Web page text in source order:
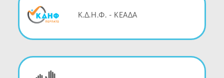
Κ.Δ.Η.Φ. - ΚΕΑΔΑ